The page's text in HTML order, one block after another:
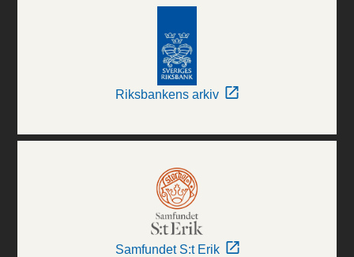
Riksbankens arkiv
Samfundet S:t Erik